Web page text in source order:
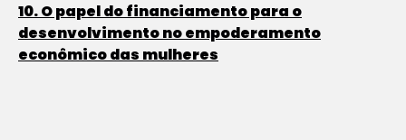
10. O papel do financiamento para o
desenvolvimento no empoderamento
econômico das mulheres